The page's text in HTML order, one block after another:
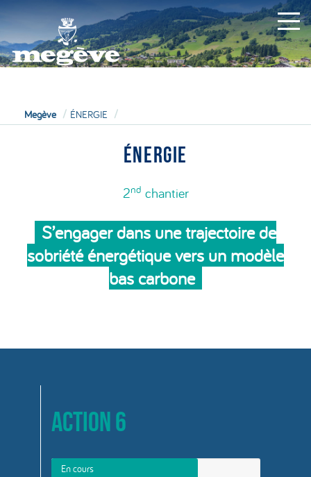
Megève ÉNERGIE
ÉNERGIE
2nd chantier
S’engager dans une trajectoire de
sobriété énergétique vers un modèle
bas carbone
Action 6
En cours